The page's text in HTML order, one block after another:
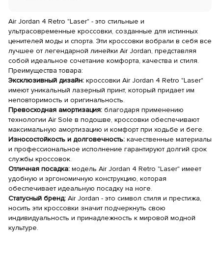
Air Jordan 4 Retro "Laser" - это стильные и
ультрасовременные кроссовки, созданные для истинных
ценителей моды и спорта. Эти кроссовки вобрали в себя все
лучшее от легендарной линейки Air Jordan, представляя
собой идеальное сочетание комфорта, качества и стиля.
Преимущества товара:
Эксклюзивный дизайн: кроссовки Air Jordan 4 Retro "Laser"
имеют уникальный лазерный принт, который придает им
неповторимость и оригинальность.
Превосходная амортизация: благодаря применению
технологии Air Sole в подошве, кроссовки обеспечивают
максимальную амортизацию и комфорт при ходьбе и беге.
Износостойкость и долговечность: качественные материалы
и профессиональное исполнение гарантируют долгий срок
службы кроссовок.
Отличная посадка: модель Air Jordan 4 Retro "Laser" имеет
удобную и эргономичную конструкцию, которая
обеспечивает идеальную посадку на ноге.
Статусный бренд: Air Jordan - это символ стиля и престижа,
носить эти кроссовки значит подчеркнуть свою
индивидуальность и принадлежность к мировой модной
культуре.